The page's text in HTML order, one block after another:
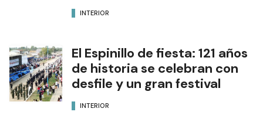
INTERIOR
El Espinillo de fiesta: 121 años
de historia se celebran con
desfile y un gran festival
INTERIOR